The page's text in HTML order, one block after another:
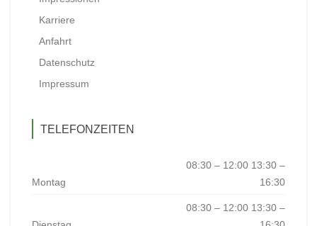
Karriere
Anfahrt
Datenschutz
Impressum
TELEFONZEITEN
Montag
08:30 – 12:00 13:30 –
16:30
08:30 – 12:00 13:30 –